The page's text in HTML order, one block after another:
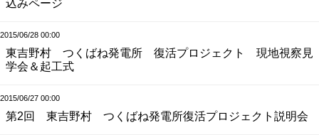
込みページ
2015/06/28 00:00
東吉野村 つくばね発電所 復活プロジェクト 現地視察見
学会＆起工式
2015/06/27 00:00
第2回 東吉野村 つくばね発電所復活プロジェクト説明会